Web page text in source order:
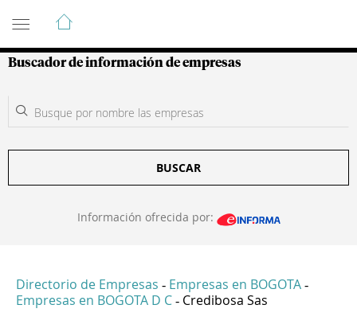
Guía de Empresas Colombianas
Buscador de información de empresas
BUSCAR
Información ofrecida por:
Directorio de Empresas - Empresas en BOGOTA -
Empresas en BOGOTA D C - Credibosa Sas